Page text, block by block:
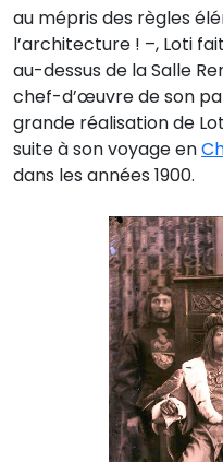
au mépris des règles
l’architecture ! –, Loti
au-dessus de la Salle
chef-d’œuvre de son
grande réalisation de
suite à son voyage en
dans les années 1900.